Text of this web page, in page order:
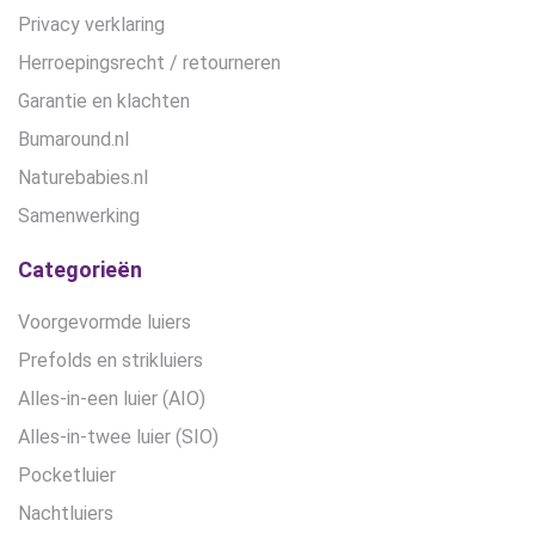
Privacy verklaring
Herroepingsrecht / retourneren
Garantie en klachten
Bumaround.nl
Naturebabies.nl
Samenwerking
Categorieën
Voorgevormde luiers
Prefolds en strikluiers
Alles-in-een luier (AIO)
Alles-in-twee luier (SIO)
Pocketluier
Nachtluiers